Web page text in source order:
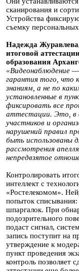
сканирования и
Устройства
съемку
Надежда
итоговой
образования
«Видеонаблюдение —
гарантия того, что
знаниям, а не по
установленные в
фиксировать все
аттестации. Это, в
участников и
нарушений правил
быть использованы
рассмотрения
непредвзятое
Контролировать
интеллект с
«Ростелекомом».
попыток списывания:
шпаргалок. При
подозрительного
подаст сигнал,
запись поступит на
утверждение к
пункт проведения
контроль позволяет